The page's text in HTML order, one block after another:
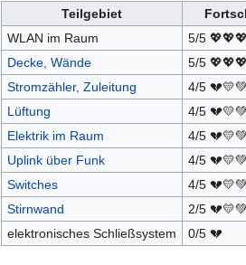
Teilgebiet
WLAN im Raum
5/5
Decke, Wände
5/5
Stromzähler, Zuleitung
4/5
Lüftung
4/5
Elektrik im Raum
4/5
Uplink über Funk
4/5
Switches
4/5
Stirnwand
2/5
elektronisches Schließsystem
0/5 💔